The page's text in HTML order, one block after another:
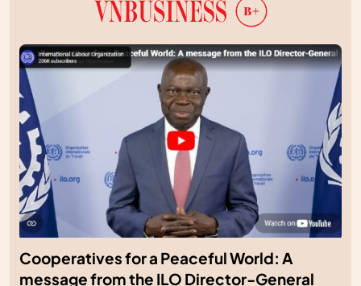
Cooperatives for a Peaceful World: A
message from the ILO Director-General